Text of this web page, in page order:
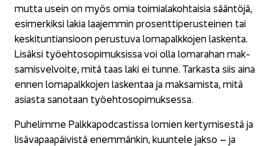
mutta usein on myös omia toi­mia­la­koh­tai­sia sään­tö­jä,
esi­mer­kik­si lakia laa­jem­min pro­sent­ti­pe­rus­tei­nen tai
kes­ki­tun­tian­sioon pe­rus­tu­va lo­ma­palk­ko­jen las­ken­ta.
Li­säk­si työ­eh­to­so­pi­muk­sis­sa voi olla lo­ma­ra­han mak­
sa­mis­vel­voi­te, mitä taas laki ei tunne. Tar­kas­ta siis aina
ennen lo­ma­palk­ko­jen las­ken­taa ja mak­sa­mis­ta, mitä
asias­ta sa­no­taan työ­eh­to­so­pi­muk­ses­sa.
Pu­he­lim­me Palk­ka­podcas­tis­sa lo­mien ker­ty­mi­ses­tä ja
li­sä­va­paa­päi­vis­tä enem­män­kin, kuun­te­le jakso – ja